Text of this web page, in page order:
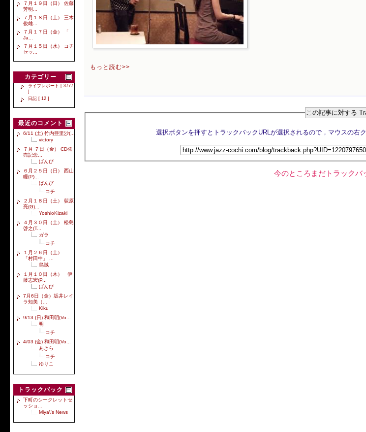
７月１９日（日） 佐藤
芳明...
７月１８日（土） 三木
俊雄...
７月１７日（金） 「
Ja...
７月１５日（水） コチ
セッ...
カテゴリー
ライブレポート [ 3777
]
日記 [ 12 ]
最近のコメント
6/11 (土) 竹内亜里沙(...
victory
７月 ７日（金） CD発
売記念...
ばんび
６月２５日（日） 西山
瞳(P)...
ばんび
コチ
２月１８日（土） 荻原
亮(G)...
YoshioKizaki
４月３０日（土） 松島
啓之(T...
ガラ
コチ
１月２６日（土）
「村田中」 ...
烏賊
１月１０日（木） 伊
藤志宏(P...
ばんび
7月6日（金）坂井レイ
ラ知美（...
Kiku
9/13 (日) 和田明(Vo...
明
コチ
4/03 (金) 和田明(Vo...
あきら
コチ
ゆりこ
トラックバック
下町のシークレットセ
ッショ...
Miya\'s News
もっと読む>>
この記事に対する
今のところまだトラックバ